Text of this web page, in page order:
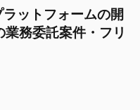
ラットフォームの開
務委託案件・フリ